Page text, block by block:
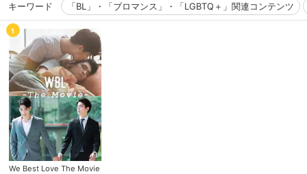
キーワード 「BL」・「ブロマンス」・「LGBTQ＋」関連コンテンツ
1
We Best Love The Movie